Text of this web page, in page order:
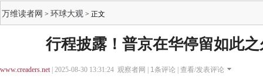
万维读者网 > 环球大观 > 正文
行程披露！普京在华停留如此
www.creaders.net| 2025-08-30 13:31:24 观察者网 | 1条评论 | 查看/发表评论